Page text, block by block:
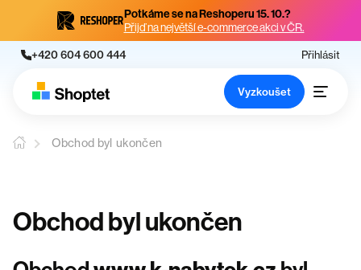
Potkáme se na Reshoperu 15. 10.?
Přijď na největší e-commerce akci v ČR.
+420 604 600 444 Přihlásit
Vyzkoušet
Obchod byl ukončen
Obchod byl ukončen